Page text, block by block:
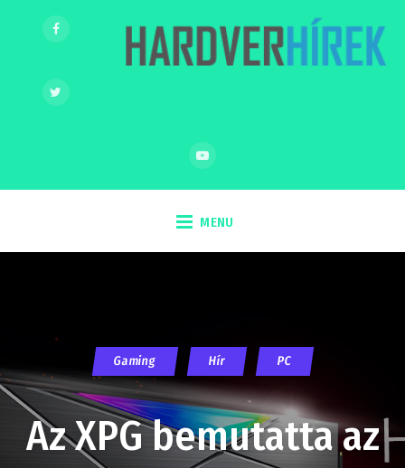
MENU
Gaming Hír PC
Az XPG bemutatta az